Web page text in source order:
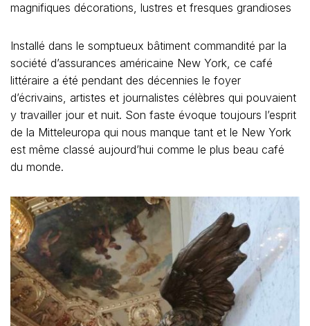
magnifiques décorations, lustres et fresques grandioses
Installé dans le somptueux bâtiment commandité par la
société d’assurances américaine New York, ce café
littéraire a été pendant des décennies le foyer
d’écrivains, artistes et journalistes célèbres qui pouvaient
y travailler jour et nuit. Son faste évoque toujours l’esprit
de la Mitteleuropa qui nous manque tant et le New York
est même classé aujourd’hui comme le plus beau café
du monde.